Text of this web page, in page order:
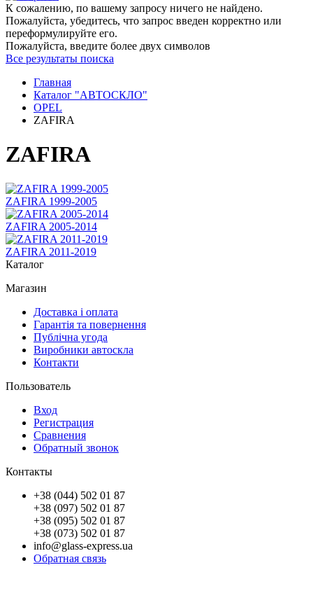
К сожалению, по вашему запросу ничего не найдено.
Пожалуйста, убедитесь, что запрос введен корректно или
переформулируйте его.
Пожалуйста, введите более двух символов
Все результаты поиска
Главная
Каталог "АВТОСКЛО"
OPEL
ZAFIRA
ZAFIRA
ZAFIRA 1999-2005
ZAFIRA 2005-2014
ZAFIRA 2011-2019
Каталог
Магазин
Доставка і оплата
Гарантія та повернення
Публічна угода
Виробники автоскла
Контакти
Пользователь
Вход
Регистрация
Сравнения
Обратный звонок
Контакты
+38 (044) 502 01 87
+38 (097) 502 01 87
+38 (095) 502 01 87
+38 (073) 502 01 87
info@glass-express.ua
Обратная связь